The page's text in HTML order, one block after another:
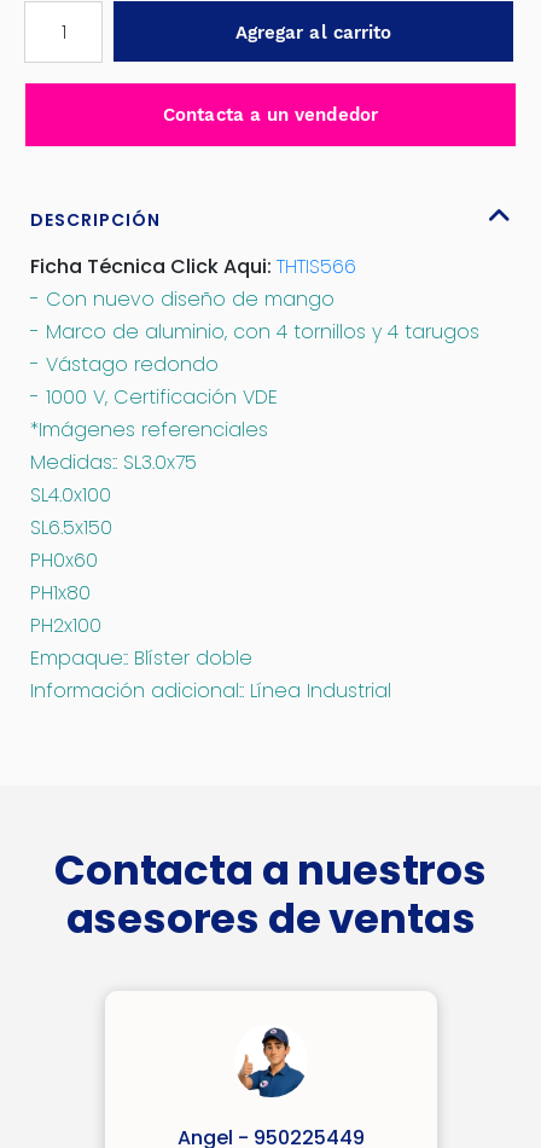
6
cantidad
Agregar al carrito
Contacta a un vendedor
DESCRIPCIÓN
Ficha Técnica Click Aqui: THTIS566
- Con nuevo diseño de mango
- Marco de aluminio, con 4 tornillos y 4 tarugos
- Vástago redondo
- 1000 V, Certificación VDE
*Imágenes referenciales
Medidas:: SL3.0x75
SL4.0x100
SL6.5x150
PH0x60
PH1x80
PH2x100
Empaque:: Blíster doble
Información adicional:: Línea Industrial
Contacta a nuestros
asesores de ventas
Angel - 950225449